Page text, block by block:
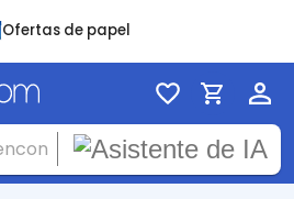
Ofertas de papel